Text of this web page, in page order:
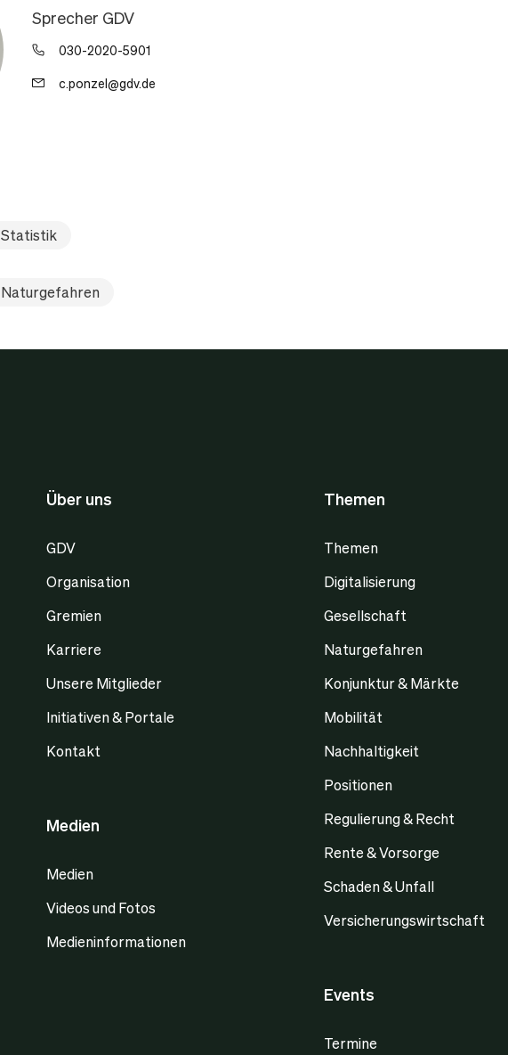
Sprecher GDV
030-2020-5901
c.ponzel@gdv.de
Statistik
Naturgefahren
Über uns
GDV
Organisation
Gremien
Karriere
Unsere Mitglieder
Initiativen & Portale
Kontakt
Medien
Medien
Videos und Fotos
Medieninformationen
Themen
Themen
Digitalisierung
Gesellschaft
Naturgefahren
Konjunktur & Märkte
Mobilität
Nachhaltigkeit
Positionen
Regulierung & Recht
Rente & Vorsorge
Schaden & Unfall
Versicherungswirtschaft
Events
Termine